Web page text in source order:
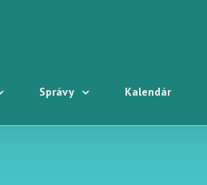
Správy Kalendár